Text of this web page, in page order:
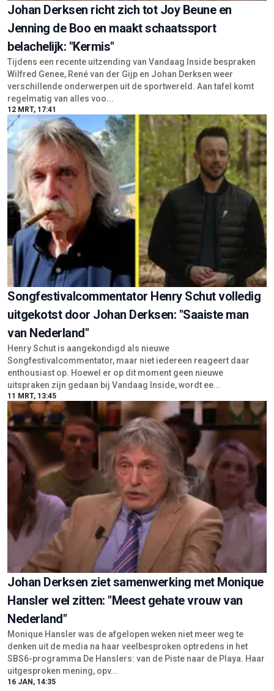
Johan Derksen richt zich tot Joy Beune en
Jenning de Boo en maakt schaatssport
belachelijk: "Kermis"
Tijdens een recente uitzending van Vandaag Inside bespraken
Wilfred Genee, René van der Gijp en Johan Derksen weer
verschillende onderwerpen uit de sportwereld. Aan tafel komt
regelmatig van alles voo...
12 MRT, 17:41
Songfestivalcommentator Henry Schut volledig
uitgekotst door Johan Derksen: "Saaiste man
van Nederland"
Henry Schut is aangekondigd als nieuwe
Songfestivalcommentator, maar niet iedereen reageert daar
enthousiast op. Hoewel er op dit moment geen nieuwe
uitspraken zijn gedaan bij Vandaag Inside, wordt ee...
11 MRT, 13:45
Johan Derksen ziet samenwerking met Monique
Hansler wel zitten: "Meest gehate vrouw van
Nederland"
Monique Hansler was de afgelopen weken niet meer weg te
denken uit de media na haar veelbesproken optredens in het
SBS6-programma De Hanslers: van de Piste naar de Playa. Haar
uitgesproken mening, opv...
16 JAN, 14:35